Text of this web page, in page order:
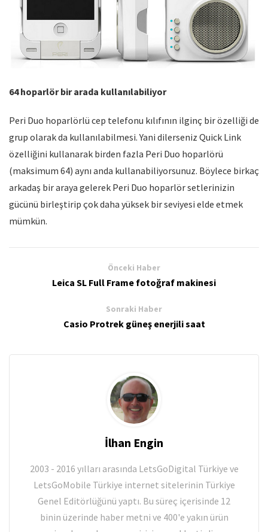
64 hoparlör bir arada kullanılabiliyor
Peri Duo hoparlörlü cep telefonu kılıfının ilginç bir özelliği de
grup olarak da kullanılabilmesi. Yani dilerseniz Quick Link
özelliğini kullanarak birden fazla Peri Duo hoparlörü
(maksimum 64) aynı anda kullanabiliyorsunuz. Böylece birkaç
arkadaş bir araya gelerek Peri Duo hoparlör setlerinizin
gücünü birleştirip çok daha yüksek bir seviyesi elde etmek
mümkün.
Önceki Haber
Leica SL Full Frame fotoğraf makinesi
Sonraki Haber
Casio Protrek güneş enerjili saat
İlhan Engin
2003 - 2016 yılları arasında LetsGoDigital Türkiye ve
LetsGoMobile Türkiye internet sitelerinin Türkiye
Genel Editörlüğünü yaptı. Bu süreç içerisinde 12
binin üzerinde haber metni ve 400'e yakın ürün